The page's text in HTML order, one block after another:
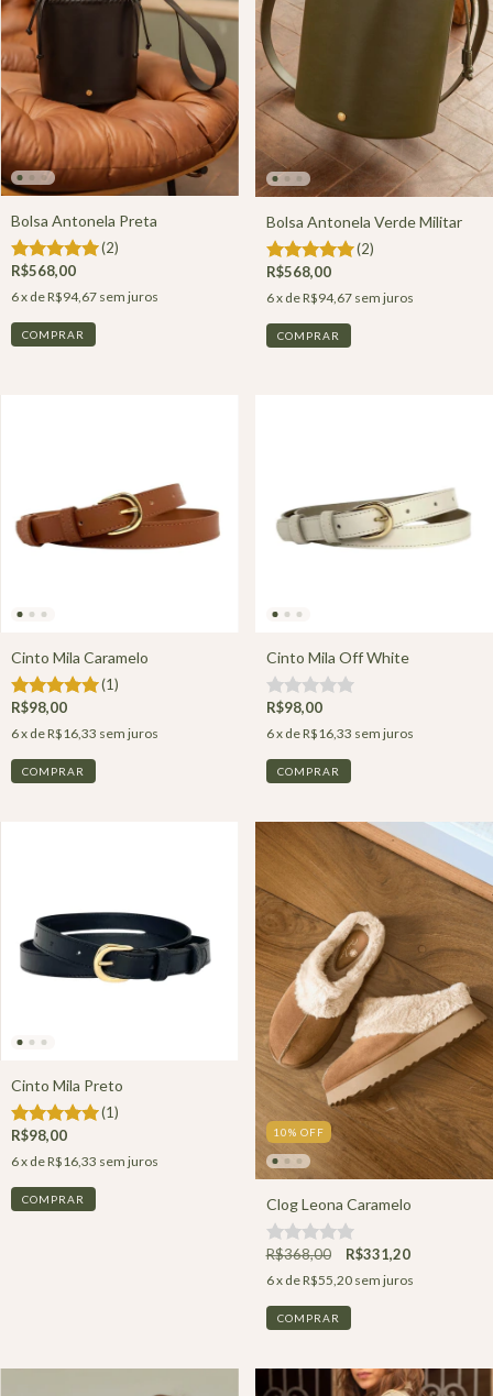
Bolsa Antonela Preta
(2)
R$568,00
6x deR$94,67 sem juros
Bolsa Antonela Verde Militar
(2)
R$568,00
6x deR$94,67 sem juros
Cinto Mila Caramelo
(1)
R$98,00
6x deR$16,33 sem juros
COMPRAR
Cinto Mila Off White
R$98,00
6x deR$16,33 sem juros
COMPRAR
Cinto Mila Preto
(1)
R$98,00
6x deR$16,33 sem juros
COMPRAR
10% OFF
Clog Leona Caramelo
R$368,00 R$331,20
6x deR$55,20 sem juros
COMPRAR